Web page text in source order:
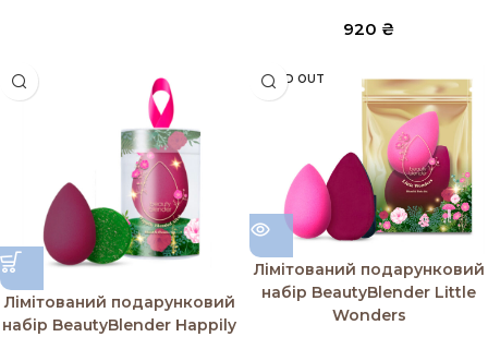
920 ₴
Лімітований подарунковий
набір BeautyBlender Happily
SOLD OUT
Лімітований подарунковий
набір BeautyBlender Little
Wonders